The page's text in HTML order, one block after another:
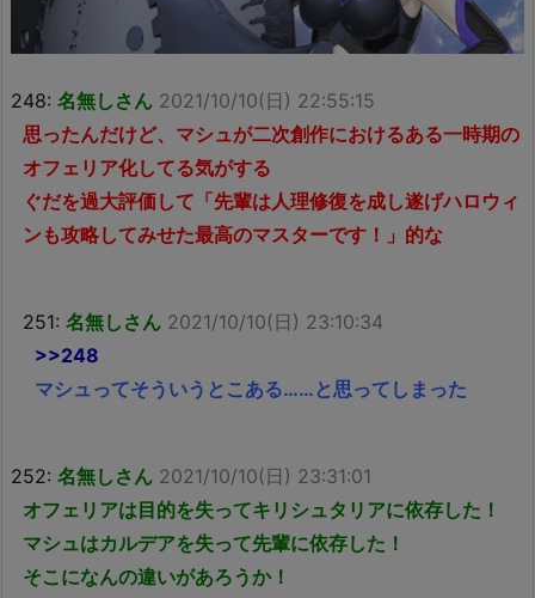
248: 名無しさん 2021/10/10(日) 22:55:15
思ったんだけど、マシュが二次創作におけるある一時期の
オフェリア化してる気がする
ぐだを過大評価して「先輩は人理修復を成し遂げハロウィ
ンも攻略してみせた最高のマスターです！」的な
251: 名無しさん 2021/10/10(日) 23:10:34
>>248
マシュってそういうとこある……と思ってしまった
252: 名無しさん 2021/10/10(日) 23:31:01
オフェリアは目的を失ってキリシュタリアに依存した！
マシュはカルデアを失って先輩に依存した！
そこになんの違いがあろうか！